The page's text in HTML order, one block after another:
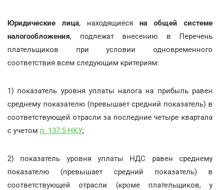
Юридические лица, находящиеся на общей системе
налогообложения, подлежат внесению в Перечень
плательщиков при условии одновременного
соответствия всем следующим критериям:
1) показатель уровня уплаты налога на прибыль равен
среднему показателю (превышает средний показатель) в
соответствующей отрасли за последние четыре квартала
с учетом п. 137.5 НКУ;
2) показатель уровня уплаты НДС равен среднему
показателю (превышает средний показатель) в
соответствующей отрасли (кроме плательщиков, у